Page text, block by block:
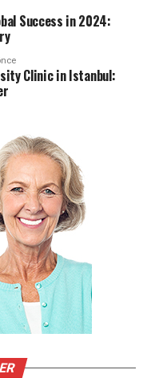
Success in 2024:
Clinic in Istanbul: